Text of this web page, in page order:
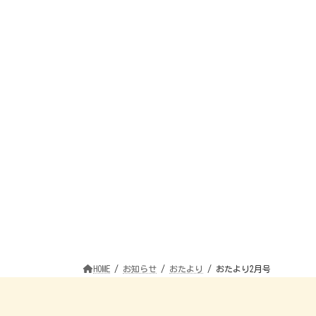
HOME お知らせ おたより おたより2月号